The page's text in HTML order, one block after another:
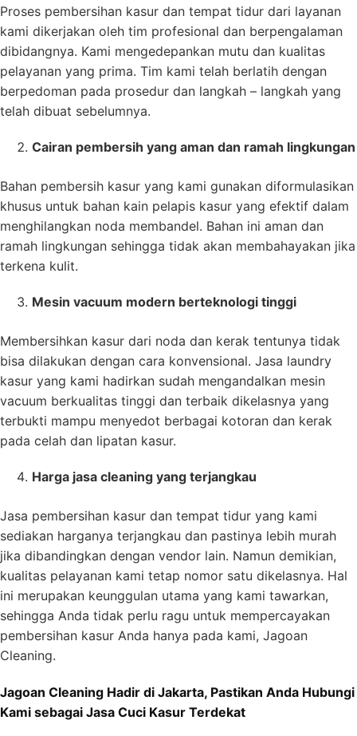
Proses pembersihan kasur dan tempat tidur dari layanan
kami dikerjakan oleh tim profesional dan berpengalaman
dibidangnya. Kami mengedepankan mutu dan kualitas
pelayanan yang prima. Tim kami telah berlatih dengan
berpedoman pada prosedur dan langkah – langkah yang
telah dibuat sebelumnya.
Cairan pembersih yang aman dan ramah lingkungan
Bahan pembersih kasur yang kami gunakan diformulasikan
khusus untuk bahan kain pelapis kasur yang efektif dalam
menghilangkan noda membandel. Bahan ini aman dan
ramah lingkungan sehingga tidak akan membahayakan jika
terkena kulit.
Mesin vacuum modern berteknologi tinggi
Membersihkan kasur dari noda dan kerak tentunya tidak
bisa dilakukan dengan cara konvensional. Jasa laundry
kasur yang kami hadirkan sudah mengandalkan mesin
vacuum berkualitas tinggi dan terbaik dikelasnya yang
terbukti mampu menyedot berbagai kotoran dan kerak
pada celah dan lipatan kasur.
Harga jasa cleaning yang terjangkau
Jasa pembersihan kasur dan tempat tidur yang kami
sediakan harganya terjangkau dan pastinya lebih murah
jika dibandingkan dengan vendor lain. Namun demikian,
kualitas pelayanan kami tetap nomor satu dikelasnya. Hal
ini merupakan keunggulan utama yang kami tawarkan,
sehingga Anda tidak perlu ragu untuk mempercayakan
pembersihan kasur Anda hanya pada kami, Jagoan
Cleaning.
Jagoan Cleaning Hadir di Jakarta, Pastikan Anda Hubungi
Kami sebagai Jasa Cuci Kasur Terdekat